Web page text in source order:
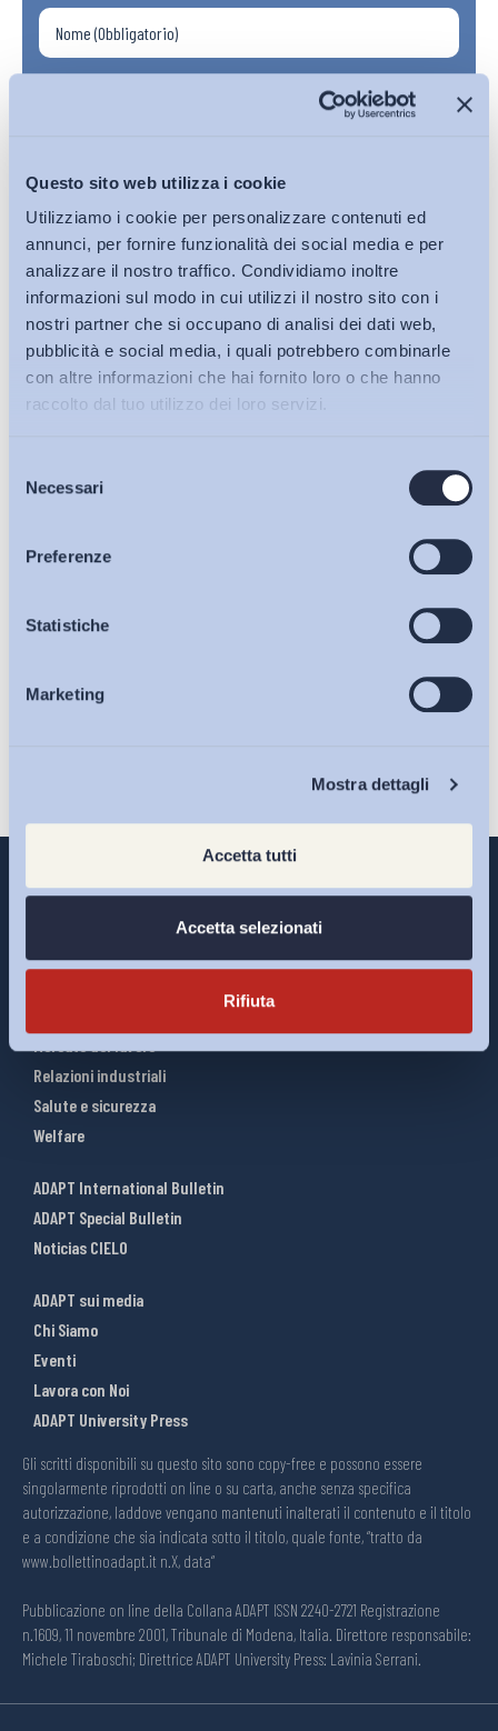
Questo sito web utilizza i cookie
Utilizziamo i cookie per personalizzare contenuti ed
annunci, per fornire funzionalità dei social media e per
analizzare il nostro traffico. Condividiamo inoltre
informazioni sul modo in cui utilizzi il nostro sito con i
nostri partner che si occupano di analisi dei dati web,
pubblicità e social media, i quali potrebbero combinarle
con altre informazioni che hai fornito loro o che hanno
raccolto dal tuo utilizzo dei loro servizi.
delNecessari
Preferenze
Statistiche
Marketing
Mostra dettagli
Accetta tutti
Accetta selezionati
Rifiuta
Bollettini ADAPT
Articoli
Osservatori
Eventi
sulla pagina della
Iscriviti
Interventi ADAPT
Relazioni industriali
Salute e sicurezza
Welfare
ADAPT International Bulletin
ADAPT Special Bulletin
Noticias CIELO
ADAPT sui media
Chi Siamo
Eventi
Lavora con Noi
ADAPT University Press
Gli scritti disponibili su questo sito sono copy-free e possono essere
singolarmente riprodotti on line o su carta, anche senza specifica
autorizzazione, laddove vengano mantenuti inalterati il contenuto e il titolo
e a condizione che sia indicata sotto il titolo, quale fonte, “tratto da
www.bollettinoadapt.it n.X, data“
Pubblicazione on line della Collana ADAPT ISSN 2240-2721 Registrazione
n.1609, 11 novembre 2001, Tribunale di Modena, Italia. Direttore responsabile:
Michele Tiraboschi; Direttrice ADAPT University Press: Lavinia Serrani.